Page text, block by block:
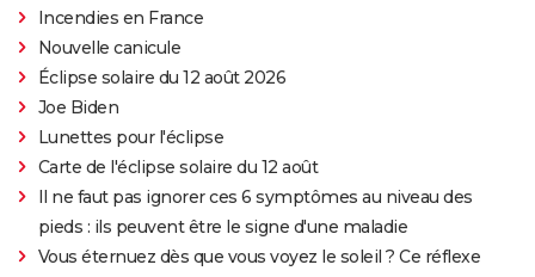
Incendies en France
Nouvelle canicule
Éclipse solaire du 12 août 2026
Joe Biden
Lunettes pour l'éclipse
Carte de l'éclipse solaire du 12 août
Il ne faut pas ignorer ces 6 symptômes au niveau des
pieds : ils peuvent être le signe d'une maladie
Vous éternuez dès que vous voyez le soleil ? Ce réflexe